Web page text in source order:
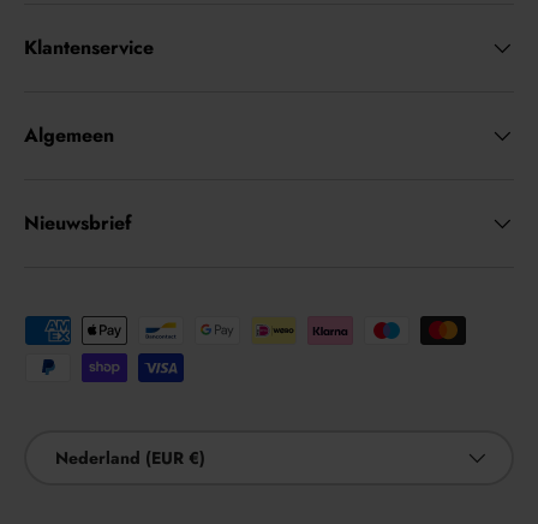
Klantenservice
Algemeen
Nieuwsbrief
Geaccepteerde betaalmethoden
Nederland (EUR €)